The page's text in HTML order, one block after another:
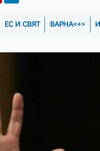
ЕС И СВЯТ ВАРНА<+>